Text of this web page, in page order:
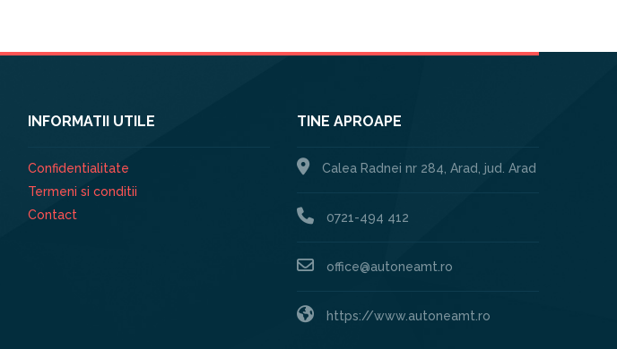
INFORMATII UTILE
Confidentialitate
Termeni si conditii
Contact
TINE APROAPE
Calea Radnei nr 284, Arad, jud. Arad
0721-494 412
office@autoneamt.ro
https://www.autoneamt.ro